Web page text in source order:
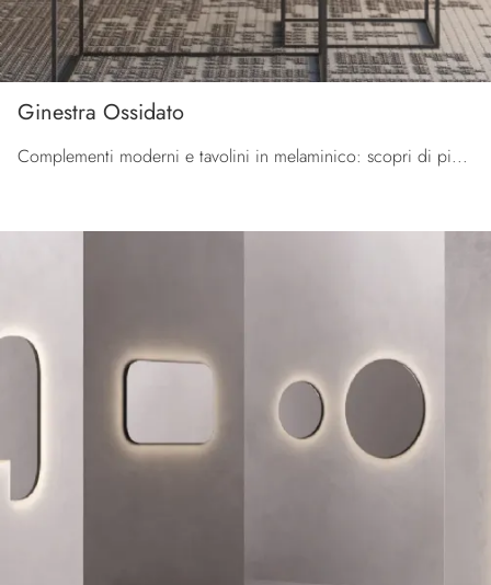
Ginestra Ossidato
Complementi moderni e tavolini in melaminico: scopri di più sul modello Ginestra Ossidato di Orme e potrai completare i tuoi locali.